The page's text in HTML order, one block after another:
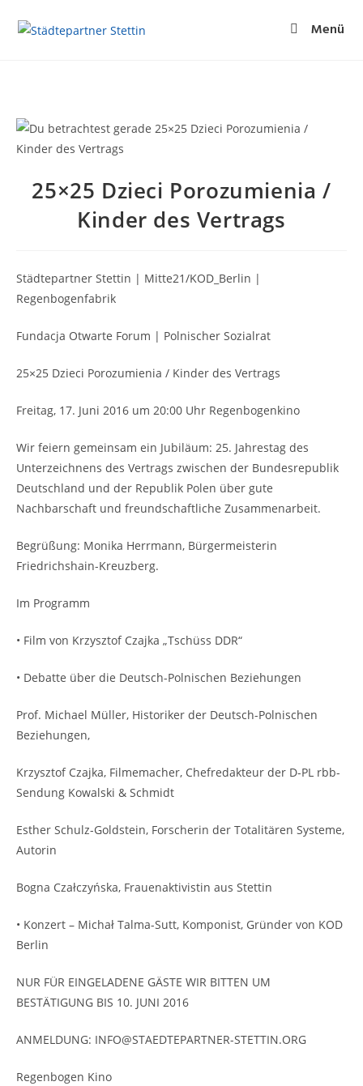
Menü
25×25 Dzieci Porozumienia /
Kinder des Vertrags
Städtepartner Stettin | Mitte21/KOD_Berlin |
Regenbogenfabrik
Fundacja Otwarte Forum | Polnischer Sozialrat
25×25 Dzieci Porozumienia / Kinder des Vertrags
Freitag, 17. Juni 2016 um 20:00 Uhr Regenbogenkino
Wir feiern gemeinsam ein Jubiläum: 25. Jahrestag des
Unterzeichnens des Vertrags zwischen der Bundesrepublik
Deutschland und der Republik Polen über gute
Nachbarschaft und freundschaftliche Zusammenarbeit.
Begrüßung: Monika Herrmann, Bürgermeisterin
Friedrichshain-Kreuzberg.
Im Programm
• Film von Krzysztof Czajka „Tschüss DDR“
• Debatte über die Deutsch-Polnischen Beziehungen
Prof. Michael Müller, Historiker der Deutsch-Polnischen
Beziehungen,
Krzysztof Czajka, Filmemacher, Chefredakteur der D-PL rbb-
Sendung Kowalski & Schmidt
Esther Schulz-Goldstein, Forscherin der Totalitären Systeme,
Autorin
Bogna Czałczyńska, Frauenaktivistin aus Stettin
• Konzert – Michał Talma-Sutt, Komponist, Gründer von KOD
Berlin
NUR FÜR EINGELADENE GÄSTE WIR BITTEN UM
BESTÄTIGUNG BIS 10. JUNI 2016
ANMELDUNG: INFO@STAEDTEPARTNER-STETTIN.ORG
Regenbogen Kino